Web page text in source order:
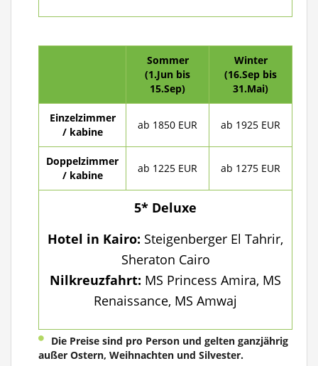
Sommer
(1.Jun bis
15.Sep)
Winter
(16.Sep bis
31.Mai)
Einzelzimmer
/ kabine
ab 1850 EUR ab 1925 EUR
Doppelzimmer
/ kabine
ab 1225 EUR ab 1275 EUR
5* Deluxe
Hotel in Kairo: Steigenberger El Tahrir,
Sheraton Cairo
Nilkreuzfahrt: MS Princess Amira, MS
Renaissance, MS Amwaj
Die Preise sind pro Person und gelten ganzjährig
außer Ostern, Weihnachten und Silvester.